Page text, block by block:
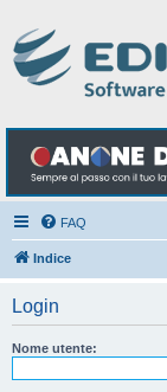
FAQ
Indice
Login
Nome utente: